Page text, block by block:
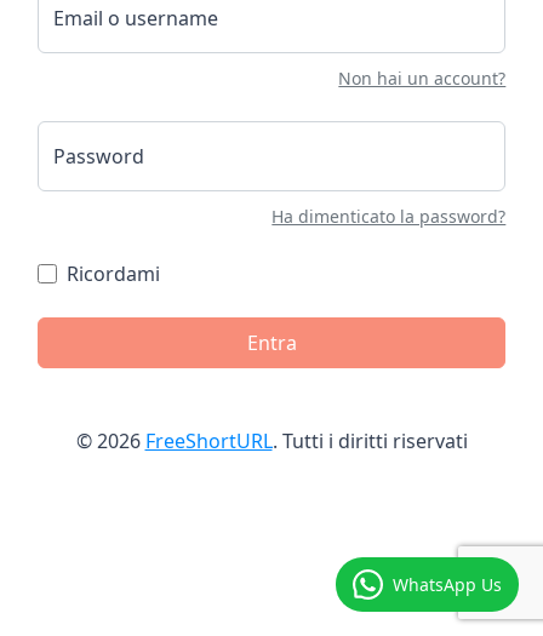
Email o username
Non hai un account?
Password
Ha dimenticato la password?
Ricordami
Entra
© 2026 FreeShortURL. Tutti i diritti riservati
WhatsApp Us